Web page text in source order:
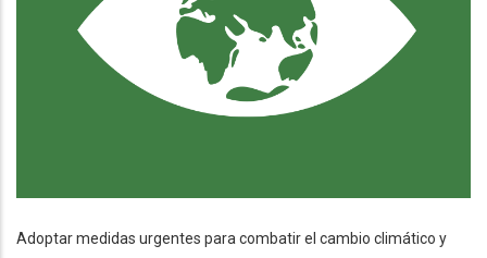
Adoptar medidas urgentes para combatir el cambio climático y